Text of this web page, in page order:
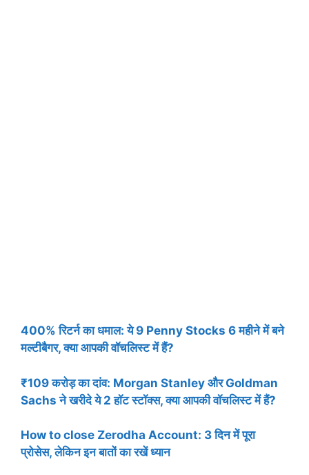
400% रिटर्न का धमाल: ये 9 Penny Stocks 6 महीने में बने
मल्टीबैगर, क्या आपकी वॉचलिस्ट में हैं?
₹109 करोड़ का दांव: Morgan Stanley और Goldman
Sachs ने खरीदे ये 2 हॉट स्टॉक्स, क्या आपकी वॉचलिस्ट में हैं?
How to close Zerodha Account: 3 दिन में पूरा
प्रोसेस, लेकिन इन बातों का रखें ध्यान